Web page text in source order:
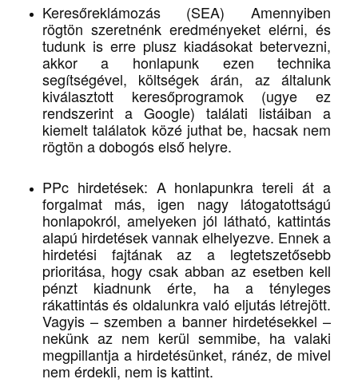
Keresőreklámozás (SEA) Amennyiben
rögtön szeretnénk eredményeket elérni, és
tudunk is erre plusz kiadásokat betervezni,
akkor a honlapunk ezen technika
segítségével, költségek árán, az általunk
kiválasztott keresőprogramok (ugye ez
rendszerint a Google) találati listáiban a
kiemelt találatok közé juthat be, hacsak nem
rögtön a dobogós első helyre.
PPc hirdetések: A honlapunkra tereli át a
forgalmat más, igen nagy látogatottságú
honlapokról, amelyeken jól látható, kattintás
alapú hirdetések vannak elhelyezve. Ennek a
hirdetési fajtának az a legtetszetősebb
prioritása, hogy csak abban az esetben kell
pénzt kiadnunk érte, ha a tényleges
rákattintás és oldalunkra való eljutás létrejött.
Vagyis – szemben a banner hirdetésekkel –
nekünk az nem kerül semmibe, ha valaki
megpillantja a hirdetésünket, ránéz, de mivel
nem érdekli, nem is kattint.